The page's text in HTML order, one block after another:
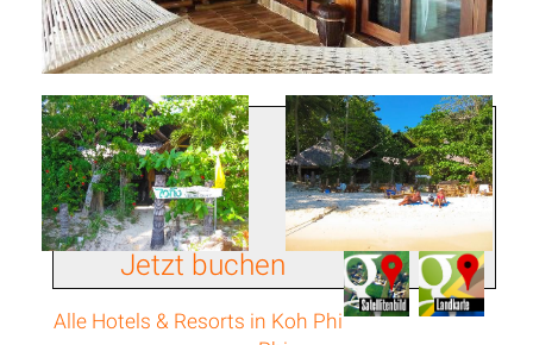
Jetzt buchen
Alle Hotels & Resorts in Koh Phi